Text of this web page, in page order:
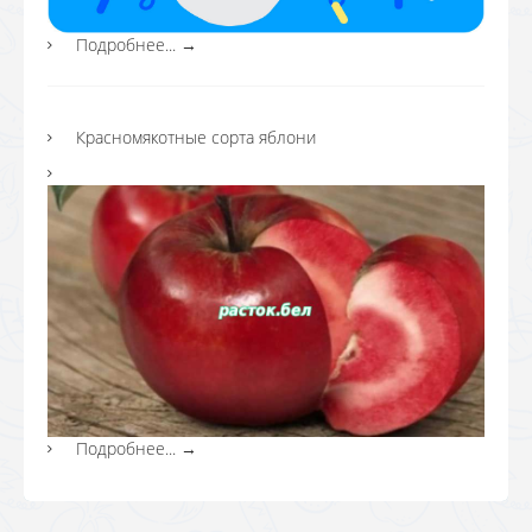
Подробнее... →
Красномякотные сорта яблони
Подробнее... →